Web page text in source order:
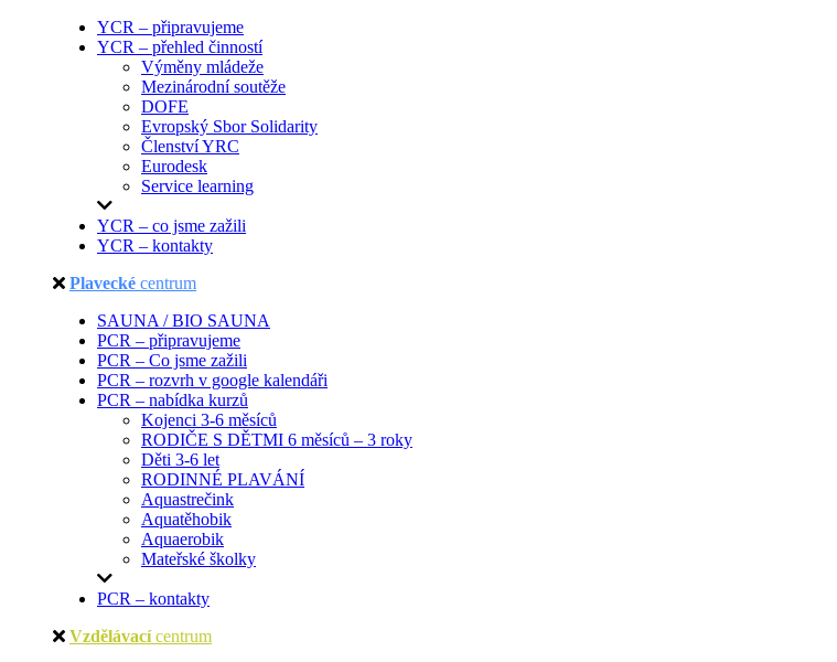
YCR – připravujeme
YCR – přehled činností
Výměny mládeže
Mezinárodní soutěže
DOFE
Evropský Sbor Solidarity
Členství YRC
Eurodesk
Service learning
YCR – co jsme zažili
YCR – kontakty
Plavecké centrum
SAUNA / BIO SAUNA
PCR – připravujeme
PCR – Co jsme zažili
PCR – rozvrh v google kalendáři
PCR – nabídka kurzů
Kojenci 3-6 měsíců
RODIČE S DĚTMI 6 měsíců – 3 roky
Děti 3-6 let
RODINNÉ PLAVÁNÍ
Aquastrečink
Aquatěhobik
Aquaerobik
Mateřské školky
PCR – kontakty
Vzdělávací centrum